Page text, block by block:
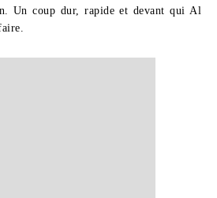
Un coup dur, rapide et devant qui Al